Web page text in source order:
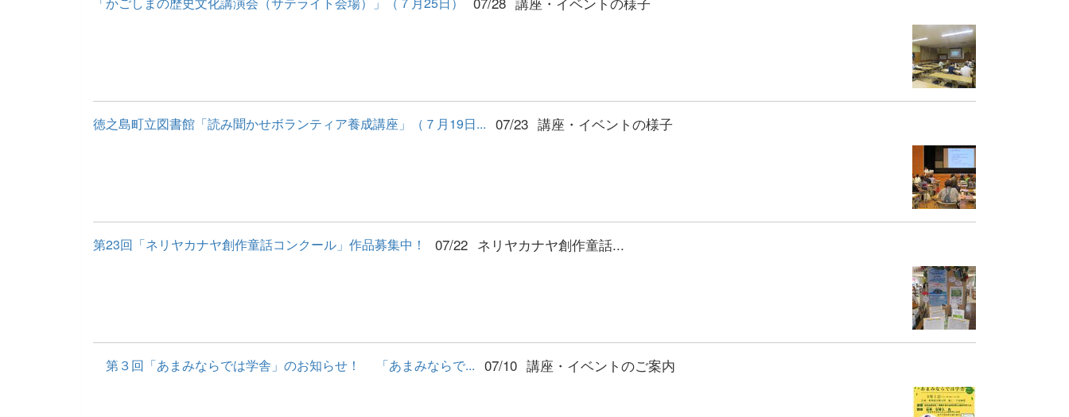
徳之島町立図書館「読み聞かせボランティア養成講座」（７月19日... 07/23 講座・イベントの様子
第23回「ネリヤカナヤ創作童話コンクール」作品募集中！ 07/22 ネリヤカナヤ創作童話...
第３回「あまみならでは学舎」のお知らせ！ 「あまみならで... 07/10 講座・イベントのご案内